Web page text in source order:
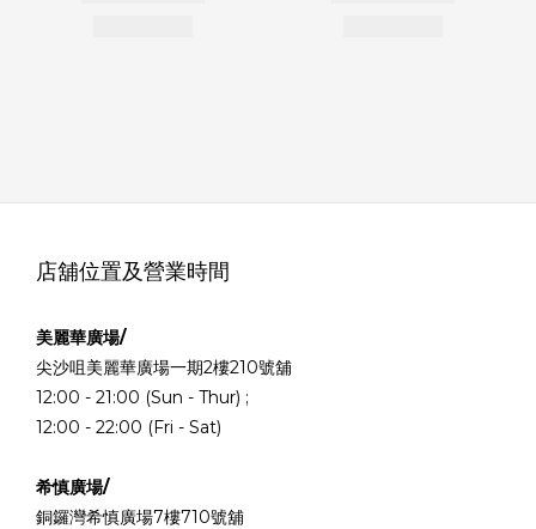
店舖位置及營業時間
美麗華廣場/
尖沙咀美麗華廣場一期2樓210號舖
12:00 - 21:00 (Sun - Thur) ;
12:00 - 22:00 (Fri - Sat)
希慎廣場/
銅鑼灣希慎廣場7樓710號舖